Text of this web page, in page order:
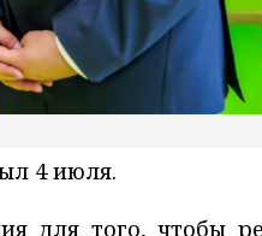
4 июля.
для того, чтобы